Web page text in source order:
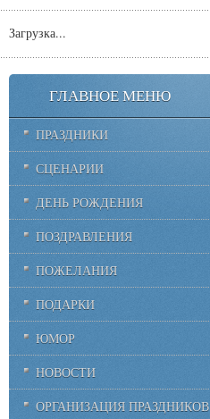
Загрузка...
ГЛАВНОЕ МЕНЮ
ПРАЗДНИКИ
СЦЕНАРИИ
ДЕНЬ РОЖДЕНИЯ
ПОЗДРАВЛЕНИЯ
ПОЖЕЛАНИЯ
ПОДАРКИ
ЮМОР
НОВОСТИ
ОРГАНИЗАЦИЯ ПРАЗДНИКОВ